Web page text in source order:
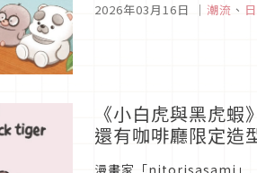
2026年03月16日 ｜ 潮流 、
《小白虎與黑虎
還有咖啡廳限定造
漫畫家「nitorisasami」